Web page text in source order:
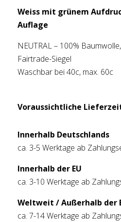
Weiss mit grünem
Auflage
NEUTRAL – 100%
Fairtrade-Siegel
Waschbar bei 40c, max. 60c
Voraussichtliche
Innerhalb Deutschlands
ca. 3-5 Werktage ab
Innerhalb der EU
ca. 3-10 Werktage ab
Weltweit / Außerhalb der
ca. 7-14 Werktage ab